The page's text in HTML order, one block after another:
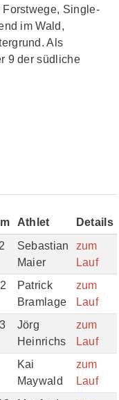
Single-
im Wald,
Als
9 der südliche
Athlet
Details
Sebastian
Maier
zum
Lauf
Patrick
Bramlage
zum
Lauf
Jörg
Heinrichs
zum
Lauf
Kai
Maywald
zum
Lauf